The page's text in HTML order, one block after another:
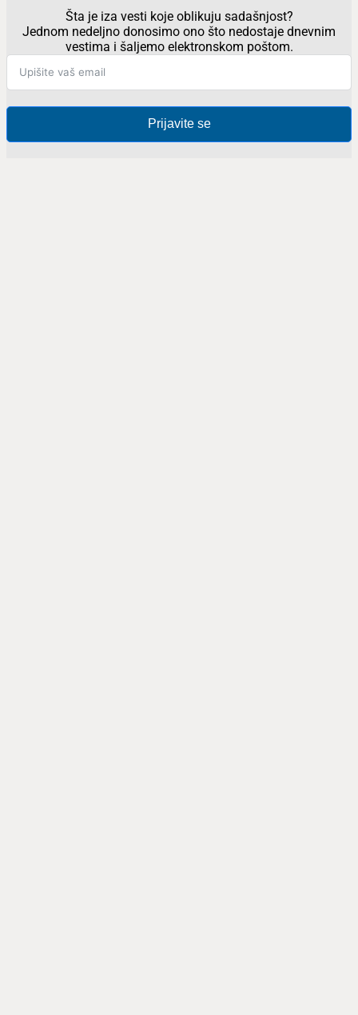
Šta je iza vesti koje oblikuju sadašnjost?
Jednom nedeljno donosimo ono što nedostaje dnevnim
vestima i šaljemo elektronskom poštom.
Prijavite se